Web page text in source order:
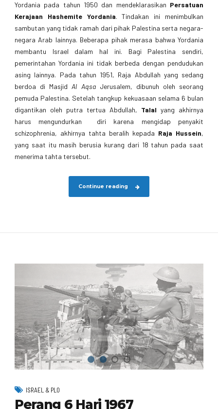
Yordania pada tahun 1950 dan mendeklarasikan Persatuan
Kerajaan Hashemite Yordania. Tindakan ini menimbulkan
sambutan yang tidak ramah dari pihak Palestina serta negara-
negara Arab lainnya. Beberapa pihak merasa bahwa Yordania
membantu Israel dalam hal ini. Bagi Palestina sendiri,
pemerintahan Yordania ini tidak berbeda dengan pendudukan
asing lainnya. Pada tahun 1951, Raja Abdullah yang sedang
berdoa di MasjidAl AqsaJerusalem, dibunuh oleh seorang
pemuda Palestina. Setelah tangkup kekuasaan selama 6 bulan
digantikan oleh putra tertua Abdullah, Talal yang akhirnya
harus mengundurkan diri karena mengidap penyakit
schizophrenia, akhirnya tahta beralih kepada Raja Hussein,
yang saat itu masih berusia kurang dari 18 tahun pada saat
menerima tahta tersebut.
Continue reading
ISRAEL & PLO
Perang 6 Hari 1967